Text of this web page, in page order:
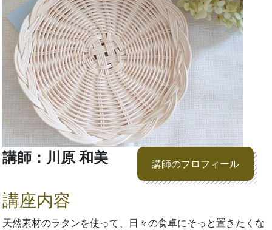
講師：川原 和美 講師のプロフィール
講座内容
天然素材のラタンを使って、日々の食卓にそっと置きたくな